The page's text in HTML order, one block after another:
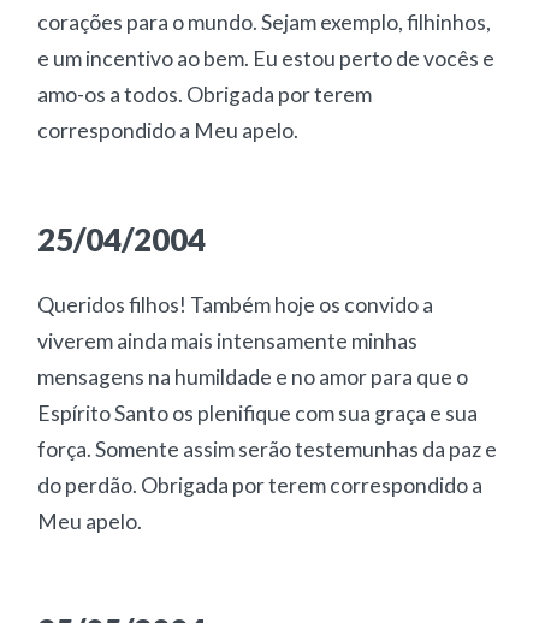
corações para o mundo. Sejam exemplo, filhinhos,
e um incentivo ao bem. Eu estou perto de vocês e
amo-os a todos. Obrigada por terem
correspondido a Meu apelo.
25/04/2004
Queridos filhos! Também hoje os convido a
viverem ainda mais intensamente minhas
mensagens na humildade e no amor para que o
Espírito Santo os plenifique com sua graça e sua
força. Somente assim serão testemunhas da paz e
do perdão. Obrigada por terem correspondido a
Meu apelo.